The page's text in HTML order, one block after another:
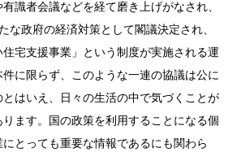
識者会議などを経て磨き上げがなされ、
な政府の経済対策として閣議決定され、
宅支援事業」という制度が実施される運
に限らず、このような一連の協議は公に
はいえ、日々の生活の中で気づくことが
ます。国の政策を利用することになる個
とっても重要な情報であるにも関わら